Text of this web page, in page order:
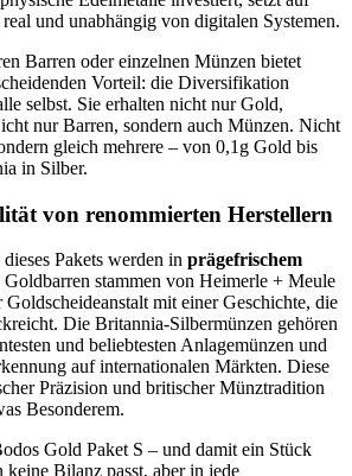
und unabhängig von digitalen Systemen.
Barren oder einzelnen Münzen bietet
Vorteil: die Diversifikation
selbst. Sie erhalten nicht nur Gold,
nur Barren, sondern auch Münzen. Nicht
gleich mehrere – von 0,1g Gold bis
in Silber.
von renommierten Herstellern
Pakets werden in prägefrischem
stammen von Heimerle + Meule
Goldscheideanstalt mit einer Geschichte, die
Die Britannia-Silbermünzen gehören
und beliebtesten Anlagemünzen und
auf internationalen Märkten. Diese
Präzision und britischer Münztradition
Besonderem.
Gold Paket S – und damit ein Stück
Bilanz passt, aber in jede